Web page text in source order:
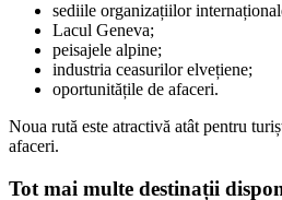
sediile organizațiilor
Lacul Geneva;
peisajele alpine;
industria ceasurilor elvețiene;
oportunitățile de afaceri.
Noua rută este atractivă atât pentru
afaceri.
Tot mai multe destinații